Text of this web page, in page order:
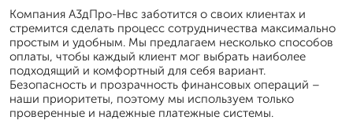
Компания А3дПро-Нвс заботится о своих клиентах и
стремится сделать процесс сотрудничества максимально
простым и удобным. Мы предлагаем несколько способов
оплаты, чтобы каждый клиент мог выбрать наиболее
подходящий и комфортный для себя вариант.
Безопасность и прозрачность финансовых операций –
наши приоритеты, поэтому мы используем только
проверенные и надежные платежные системы.